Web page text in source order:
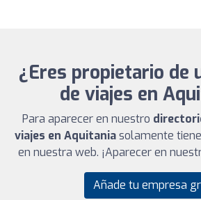
¿Eres propietario de
de viajes en
Para aparecer en nuestro
viajes en Aquitaniasolamente
en nuestra web. ¡Aparecer en
Añade tu empresa